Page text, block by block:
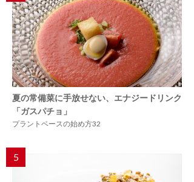
夏の常備菜に手放せない、エナジードリンク
「ガスパチョ」
プラントベースの始め方32
5